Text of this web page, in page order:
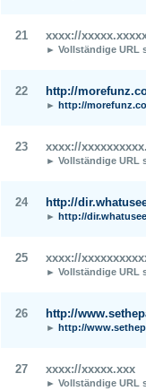
21 xxxx://
► Vollständige URL
22 http://
► http://
23 xxxx://
► Vollständige URL
24 http://
► http://
25 xxxx://
► Vollständige URL
26 http://
► http://
27 xxxx://xxxxx.xxx
► Vollständige URL